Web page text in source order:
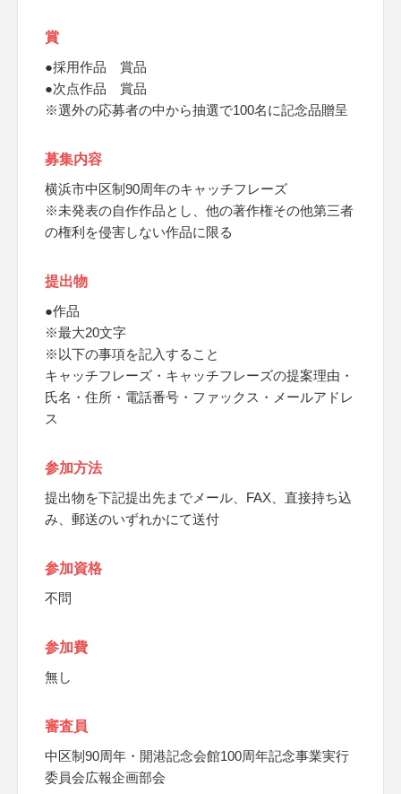
賞
●採用作品 賞品
●次点作品 賞品
※選外の応募者の中から抽選で100名に記念品贈呈
募集内容
横浜市中区制90周年のキャッチフレーズ
※未発表の自作作品とし、他の著作権その他第三者
の権利を侵害しない作品に限る
提出物
●作品
※最大20文字
※以下の事項を記入すること
キャッチフレーズ・キャッチフレーズの提案理由・
氏名・住所・電話番号・ファックス・メールアドレ
ス
参加方法
提出物を下記提出先までメール、FAX、直接持ち込
み、郵送のいずれかにて送付
参加資格
不問
参加費
無し
審査員
中区制90周年・開港記念会館100周年記念事業実行
委員会広報企画部会